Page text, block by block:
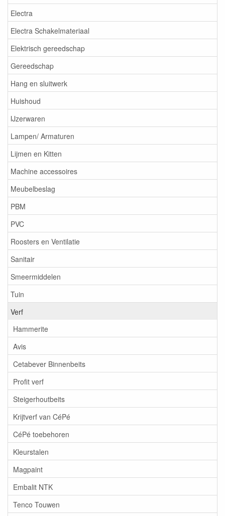
Electra
Electra Schakelmateriaal
Elektrisch gereedschap
Gereedschap
Hang en sluitwerk
Huishoud
IJzerwaren
Lampen/ Armaturen
Lijmen en Kitten
Machine accessoires
Meubelbeslag
PBM
PVC
Roosters en Ventilatie
Sanitair
Smeermiddelen
Tuin
Verf
Hammerite
Avis
Cetabever Binnenbeits
Profit verf
Steigerhoutbeits
Krijtverf van CéPé
CéPé toebehoren
Kleurstalen
Magpaint
Embalit NTK
Tenco Touwen